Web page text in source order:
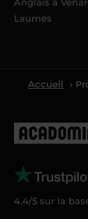
Laumes
Accueil ›
4.4/5 sur la